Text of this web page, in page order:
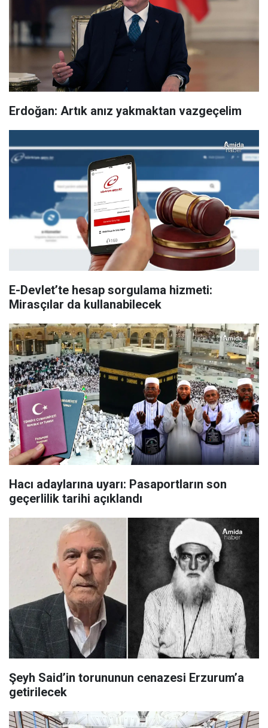
Erdoğan: Artık anız yakmaktan vazgeçelim
E-Devlet’te hesap sorgulama hizmeti:
Mirasçılar da kullanabilecek
Hacı adaylarına uyarı: Pasaportların son
geçerlilik tarihi açıklandı
Şeyh Said’in torununun cenazesi Erzurum’a
getirilecek